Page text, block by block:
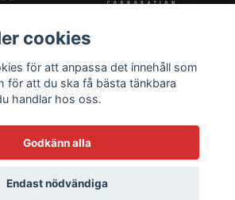
cookies
för att anpassa det innehåll som
för att du ska få bästa tänkbara
handlar hos oss.
Godkänn alla
Endast nödvändiga